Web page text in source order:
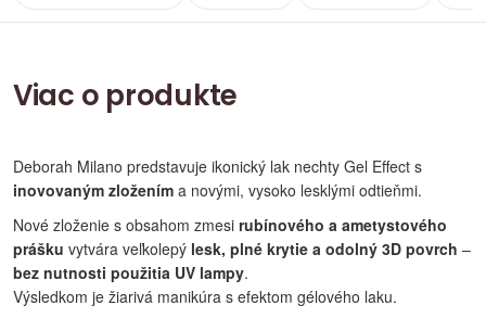
Viac o produkte
Deborah Milano predstavuje ikonický lak nechty Gel Effect s
inovovaným zložením a novými, vysoko lesklými odtieňmi.
Nové zloženie s obsahom zmesi rubínového a ametystového
prášku vytvára veľkolepý lesk, plné krytie a odolný 3D povrch –
bez nutnosti použitia UV lampy.
Výsledkom je žiarivá manikúra s efektom gélového laku.